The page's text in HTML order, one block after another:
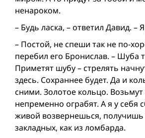
ненароком.
– Будь ласка, – ответил Давид. –
– Постой, не спеши так не по-
перебил его Бронислав. – Шуба
Приметят шубу – стрелять
здесь. Сохраннее будет. Да и
сними. Золотое кольцо.
непременно ограбят. А я у себя
живой возвернешься, получишь
закладных, как из ломбарда.